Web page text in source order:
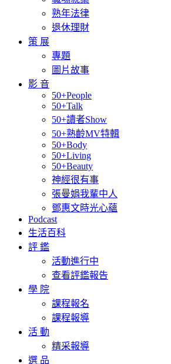
熟年法律
退休理財
策 展
專題
圖片故事
影 音
50+People
50+Talk
50+讀者Show
50+熟齡MV特輯
50+Body
50+Living
50+Beauty
神經很有事
張曼娟我輩中人
鄧惠文時光心蘊
Podcast
生活百科
評 鑑
活動進行中
查看評鑑報告
學 院
課程報名
課程報導
活 動
精采報導
選 品